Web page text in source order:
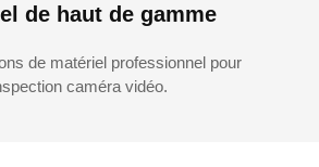
de haut de gamme
de matériel professionnel pour
caméra vidéo.